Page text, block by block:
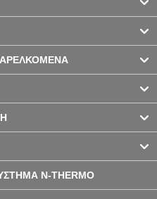
N-THERMO